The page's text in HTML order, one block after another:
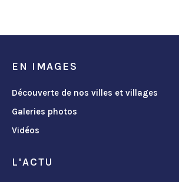
EN IMAGES
Découverte de nos villes et villages
Galeries photos
Vidéos
L'ACTU